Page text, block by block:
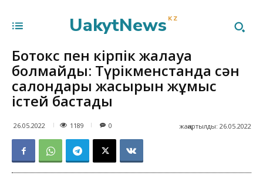
UakytNews KZ
Ботокс пен кірпік жалғауға
болмайды: Түрікменстанда сән
салондары жасырын жұмыс
істей бастады
26.05.2022 1189 жаңартылды: 26.05.2022
0